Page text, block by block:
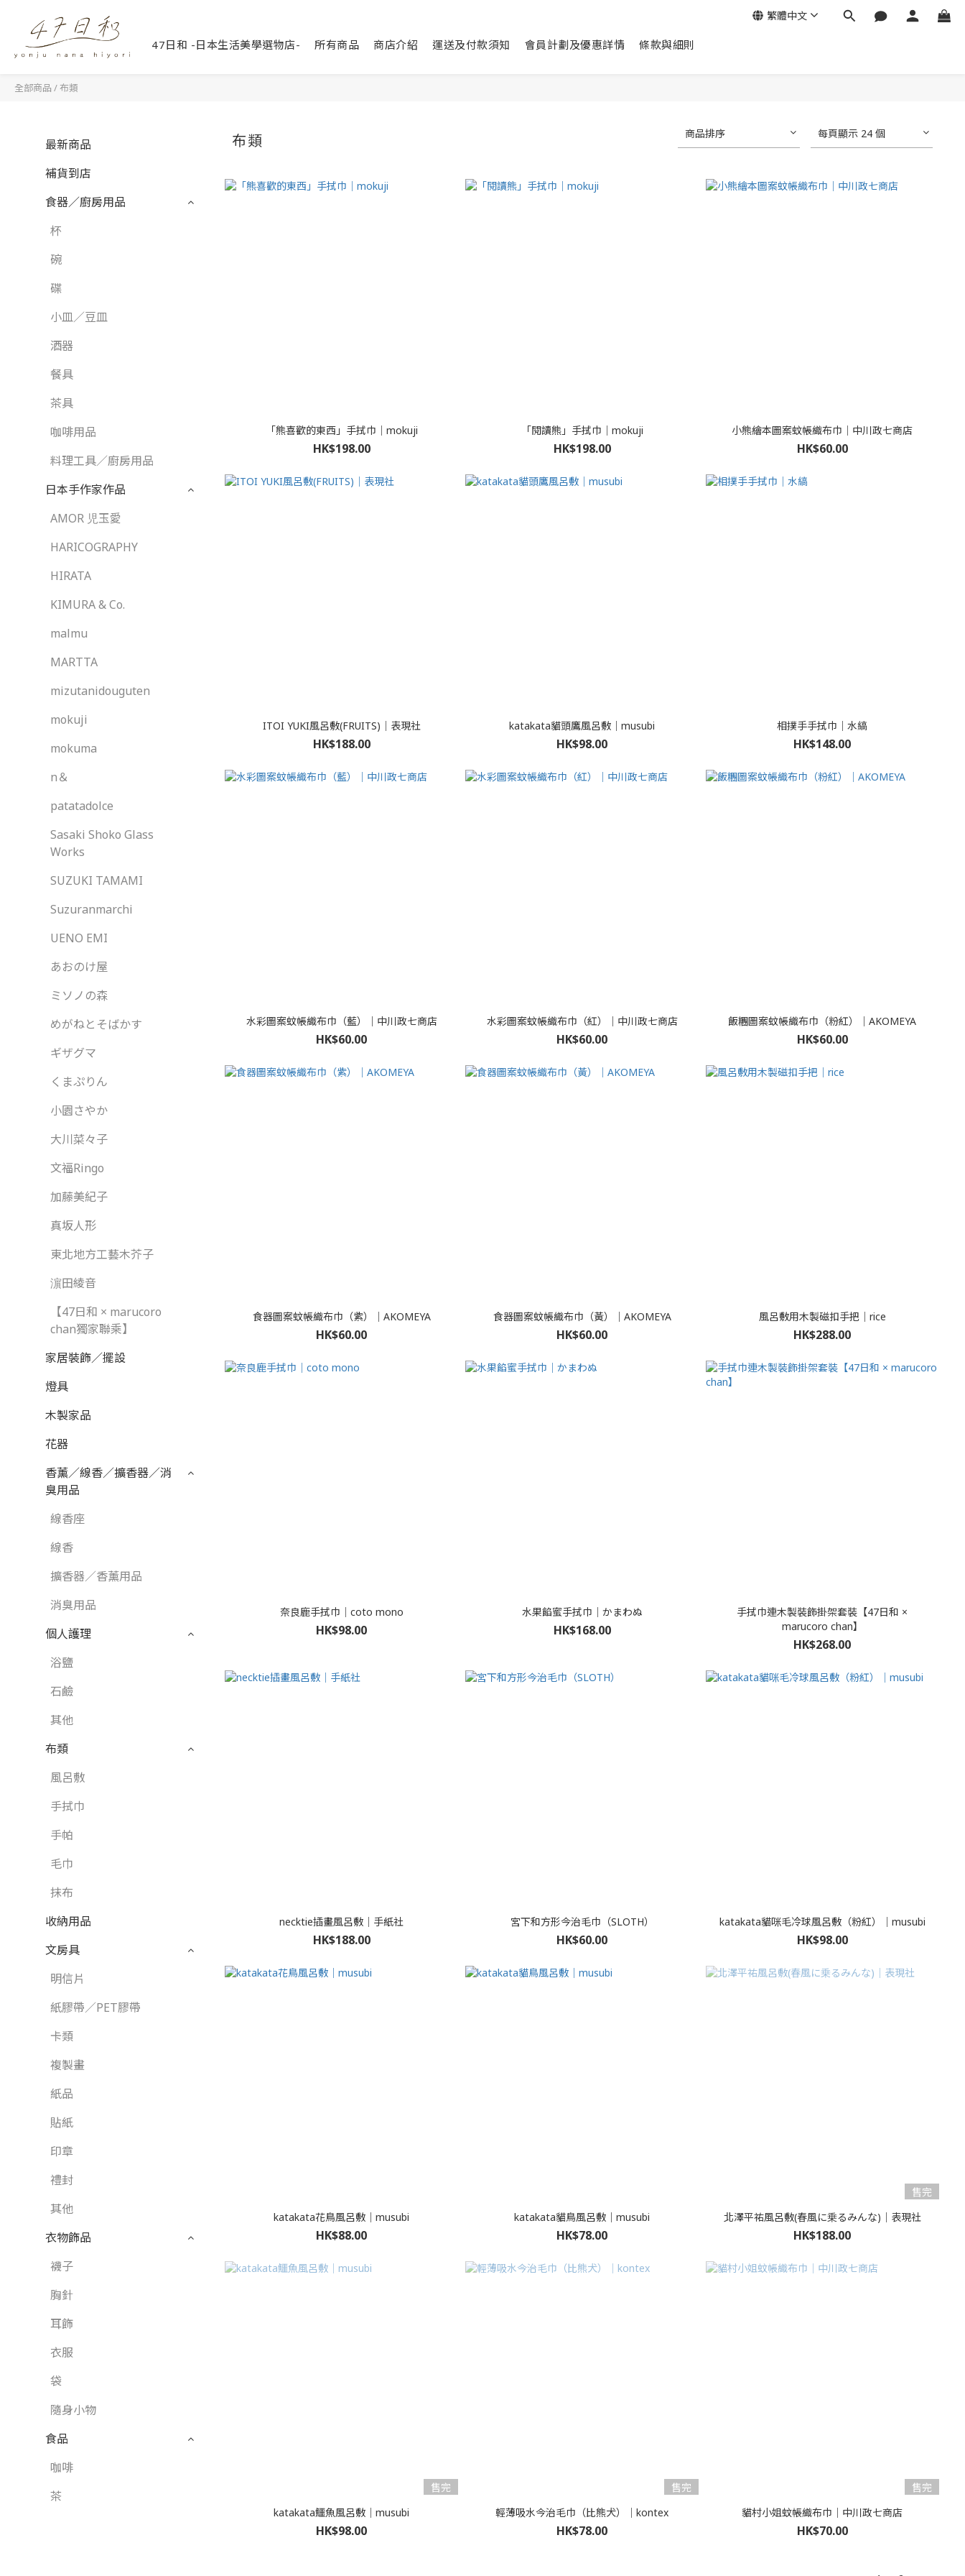
47日和 -日本生活美學選物店- 所有商品 商店介紹 運送及付款須知 會員計劃及優惠詳情 條款與細則
繁體中文
全部商品 /布類
最新商品
補貨到店
食器／廚房用品
杯
碗
碟
小皿／豆皿
酒器
餐具
茶具
咖啡用品
料理工具／廚房用品
日本手作家作品
AMOR 児玉愛
HARICOGRAPHY
HIRATA
KIMURA & Co.
malmu
MARTTA
mizutanidouguten
mokuji
mokuma
n＆
patatadolce
Sasaki Shoko Glass
Works
SUZUKI TAMAMI
Suzuranmarchi
UENO EMI
あおのけ屋
ミソノの森
めがねとそばかす
ギザグマ
くまぷりん
小園さやか
大川菜々子
文福Ringo
加藤美紀子
真坂人形
東北地方工藝木芥子
濵田綾音
【47日和 × marucoro
chan獨家聯乘】
家居裝飾／擺設
燈具
木製家品
花器
香薰／線香／擴香器／消
臭用品
線香座
線香
擴香器／香薰用品
消臭用品
個人護理
浴鹽
石鹼
其他
布類
風呂敷
手拭巾
手帕
毛巾
抹布
收納用品
文房具
明信片
紙膠帶／PET膠帶
卡類
複製畫
紙品
貼紙
印章
禮封
其他
衣物飾品
襪子
胸針
耳飾
衣服
袋
隨身小物
食品
咖啡
茶
布類 商品排序 每頁顯示 24 個
「熊喜歡的東西」手拭巾｜mokuji
HK$198.00
「閱讀熊」手拭巾｜mokuji
HK$198.00
小熊繪本圖案蚊帳織布巾｜中川政七商店
HK$60.00
ITOI YUKI風呂敷(FRUITS)｜表現社
HK$188.00
katakata貓頭鷹風呂敷｜musubi
HK$98.00
相撲手手拭巾｜水縞
HK$148.00
水彩圖案蚊帳織布巾（藍）｜中川政七商店
HK$60.00
水彩圖案蚊帳織布巾（紅）｜中川政七商店
HK$60.00
飯糰圖案蚊帳織布巾（粉紅）｜AKOMEYA
HK$60.00
食器圖案蚊帳織布巾（紫）｜AKOMEYA
HK$60.00
食器圖案蚊帳織布巾（黃）｜AKOMEYA
HK$60.00
風呂敷用木製磁扣手把｜rice
HK$288.00
奈良鹿手拭巾｜coto mono
HK$98.00
水果餡蜜手拭巾｜かまわぬ
HK$168.00
手拭巾連木製裝飾掛架套裝【47日和 ×
marucoro chan】
HK$268.00
necktie插畫風呂敷｜手紙社
HK$188.00
宮下和方形今治毛巾（SLOTH）
HK$60.00
katakata貓咪毛冷球風呂敷（粉紅）｜musubi
HK$98.00
katakata花鳥風呂敷｜musubi
HK$88.00
katakata貓鳥風呂敷｜musubi
HK$78.00
售完
北澤平祐風呂敷(春風に乗るみんな)｜表現社
HK$188.00
售完
katakata鱷魚風呂敷｜musubi
HK$98.00
售完
輕薄吸水今治毛巾（比熊犬）｜kontex
HK$78.00
售完
貓村小姐蚊帳織布巾｜中川政七商店
HK$70.00